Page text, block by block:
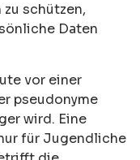
schützen,
Daten
vor einer
pseudonyme
wird. Eine
für Jugendliche